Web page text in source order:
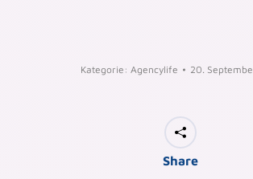
Kategorie: Agencylife 20.
Share